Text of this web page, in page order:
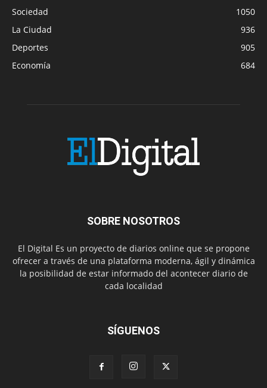
Sociedad
1050
La Ciudad
936
Deportes
905
Economía
684
SOBRE NOSOTROS
El Digital Es un proyecto de diarios online que se propone
ofrecer a través de una plataforma moderna, ágil y dinámica
la posibilidad de estar informado del acontecer diario de
cada localidad
SÍGUENOS